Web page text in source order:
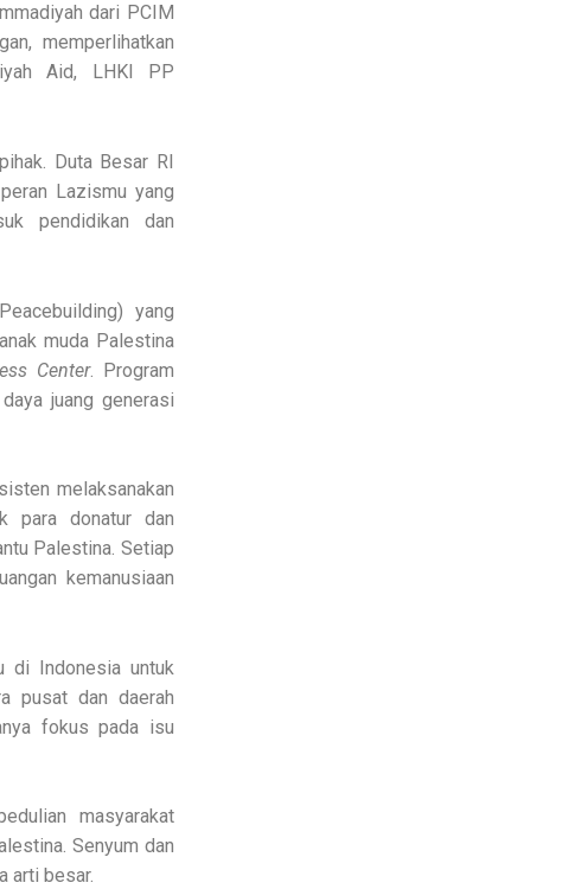
dari PCIM
memperlihatkan
Aid, LHKI PP
Duta Besar RI
Lazismu yang
pendidikan dan
yang
muda Palestina
Center. Program
juang generasi
melaksanakan
para donatur dan
Palestina. Setiap
kemanusiaan
di Indonesia untuk
pusat dan daerah
fokus pada isu
masyarakat
Senyum dan
arti besar.